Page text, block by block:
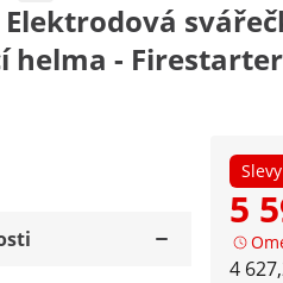
helma -
Slevy
5
4